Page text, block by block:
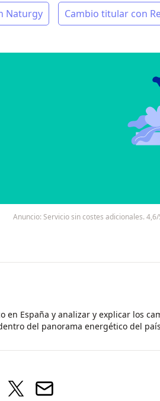
Naturgy Cambio titular con
Anuncio: Servicio sin costes adicionales.
España y analizar y explicar los
del panorama energético del